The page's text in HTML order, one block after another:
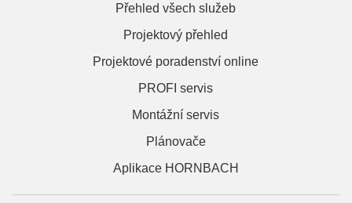
Přehled všech služeb
Projektový přehled
Projektové poradenství online
PROFI servis
Montážní servis
Plánovače
Aplikace HORNBACH